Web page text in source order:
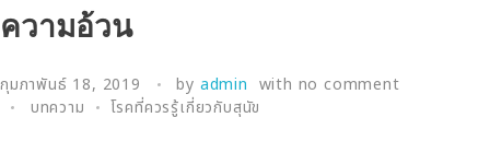
ความอ้วน
กุมภาพันธ์ 18, 2019 by admin with no comment
บทความ
โรคที่ควรรู้เกี่ยวกับสุนัข